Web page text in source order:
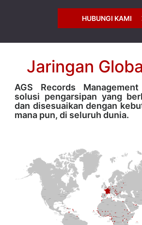
HUBUNGI KAMI
Jaringan
AGS Records Management
solusi pengarsipan yang
dan disesuaikan dengan
mana pun, di seluruh dunia.